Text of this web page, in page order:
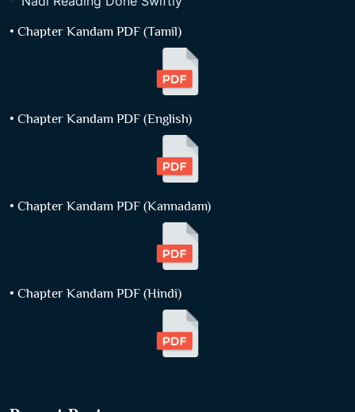
• Chapter Kandam PDF (Tamil)
• Chapter Kandam PDF (English)
• Chapter Kandam PDF (Kannadam)
• Chapter Kandam PDF (Hindi)